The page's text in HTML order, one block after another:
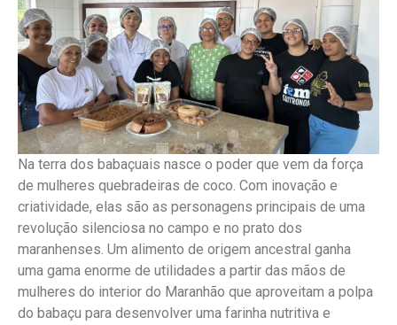
Na terra dos babaçuais nasce o poder que vem da força
de mulheres quebradeiras de coco. Com inovação e
criatividade, elas são as personagens principais de uma
revolução silenciosa no campo e no prato dos
maranhenses. Um alimento de origem ancestral ganha
uma gama enorme de utilidades a partir das mãos de
mulheres do interior do Maranhão que aproveitam a polpa
do babaçu para desenvolver uma farinha nutritiva e